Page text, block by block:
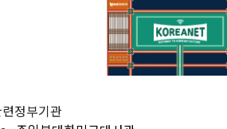
정부기관